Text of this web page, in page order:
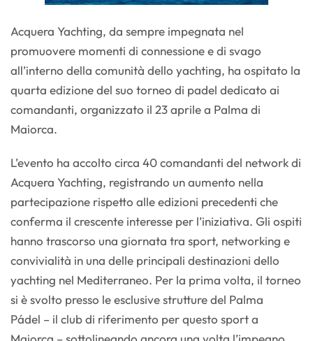
Acquera Yachting, da sempre impegnata nel
promuovere momenti di connessione e di svago
all’interno della comunità dello yachting, ha ospitato la
quarta edizione del suo torneo di padel dedicato ai
comandanti, organizzato il 23 aprile a Palma di
Maiorca.
L’evento ha accolto circa 40 comandanti del network di
Acquera Yachting, registrando un aumento nella
partecipazione rispetto alle edizioni precedenti che
conferma il crescente interesse per l’iniziativa. Gli ospiti
hanno trascorso una giornata tra sport, networking e
convivialità in una delle principali destinazioni dello
yachting nel Mediterraneo. Per la prima volta, il torneo
si è svolto presso le esclusive strutture del Palma
Pádel – il club di riferimento per questo sport a